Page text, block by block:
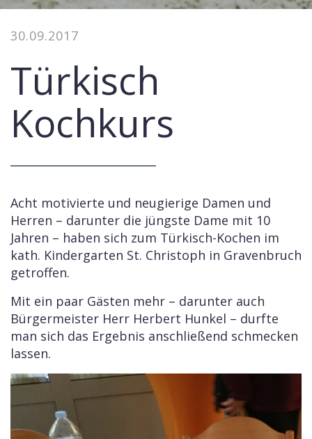
30.09.2017
Türkisch
Kochkurs
Acht motivierte und neugierige Damen und
Herren – darunter die jüngste Dame mit 10
Jahren – haben sich zum Türkisch-Kochen im
kath. Kindergarten St. Christoph in Gravenbruch
getroffen.
Mit ein paar Gästen mehr – darunter auch
Bürgermeister Herr Herbert Hunkel – durfte
man sich das Ergebnis anschließend schmecken
lassen.